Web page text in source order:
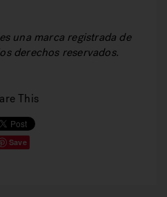
This
Save
una marca registrada de
derechos reservados.